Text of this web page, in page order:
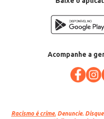
Acompanhe a
Racismo é crime. Denuncie.